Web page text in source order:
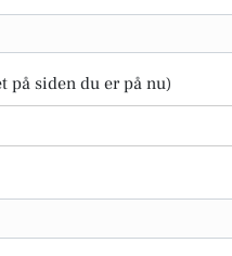
siden du er på nu)